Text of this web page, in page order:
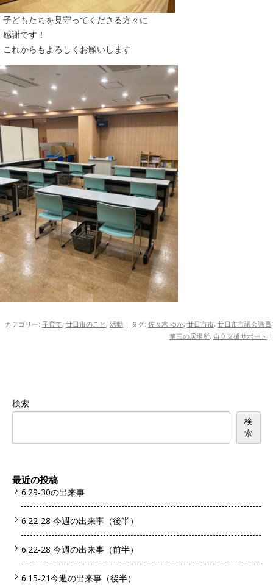
子どもたちを見守ってくださる方々に
感謝です！
これからもよろしくお願いします
カテゴリー: 子育て, 廿日市のこと, 活動 | タグ: 佐々木 ゆか, 廿日市市, 廿日市市議会議員,
第三の居場所, 自立支援サポート |
検索
検
索
最近の投稿
6.29-30の出来事
6.22-28 今週の出来事（後半）
6.22-28 今週の出来事（前半）
6.15-21今週の出来事（後半）